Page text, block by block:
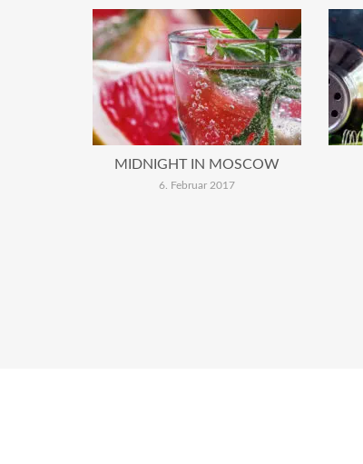
MIDNIGHT IN MOSCOW
6. Februar 2017